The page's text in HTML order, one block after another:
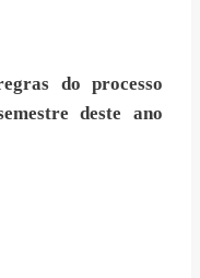
do processo
deste ano